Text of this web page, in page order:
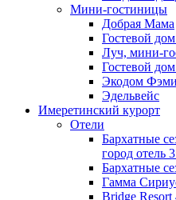
Мини-гостиницы
Добрая Мама
Гостевой
Луч, мини-
Гостевой
Экодом
Эдельвейс
Имеретинский курорт
Отели
Бархатные
город отель
Бархатные
Гамма
Bridge Resort